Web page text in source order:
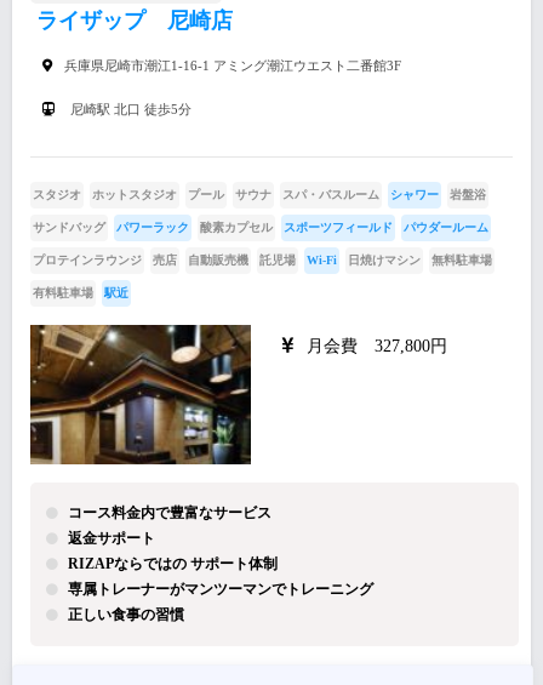
ライザップ 尼崎店
兵庫県尼崎市潮江1-16-1 アミング潮江ウエスト二番館3F
尼崎駅 北口 徒歩5分
スタジオ ホットスタジオ プール サウナ スパ・バスルーム シャワー 岩盤浴
サンドバッグ パワーラック 酸素カプセル スポーツフィールド パウダールーム
プロテインラウンジ 売店 自動販売機 託児場 Wi-Fi 日焼けマシン 無料駐車場
有料駐車場 駅近
月会費 327,800円
コース料金内で豊富なサービス
返金サポート
RIZAPならではの サポート体制
専属トレーナーがマンツーマンでトレーニング
正しい食事の習慣